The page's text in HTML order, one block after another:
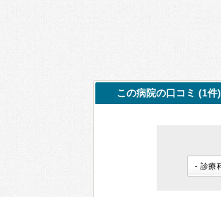
この病院の口コミ (1件)